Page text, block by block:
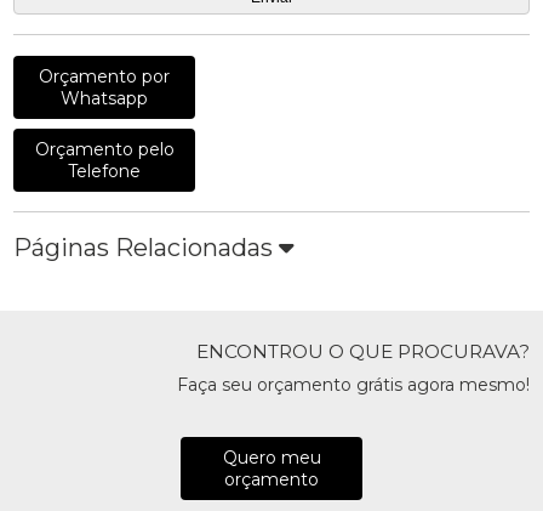
Orçamento por
Whatsapp
Orçamento pelo
Telefone
Páginas Relacionadas
ENCONTROU O QUE PROCURAVA?
Faça seu orçamento grátis agora mesmo!
Quero meu
orçamento